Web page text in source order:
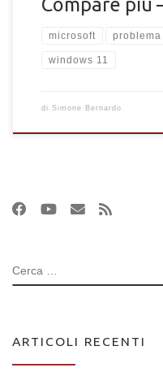
microsoft problema
windows 11
di Simone Bernardo
CERCA
ARTICOLI RECENTI